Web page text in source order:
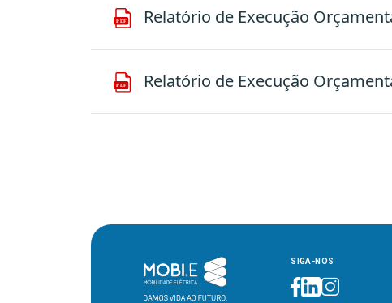
Relatório de Execução
Relatório de Execução
SIGA-NOS